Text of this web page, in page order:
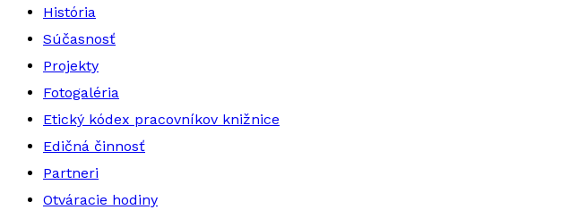
História
Súčasnosť
Projekty
Fotogaléria
Etický kódex pracovníkov knižnice
Edičná činnosť
Partneri
Otváracie hodiny